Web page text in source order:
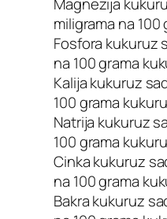
miligrama na
Fosfora kukuruz
na 100 grama
Kalija kukuruz
100 grama
Natrija kukuruz
100 grama
Cinka kukuruz
na 100 grama
Bakra kukuruz